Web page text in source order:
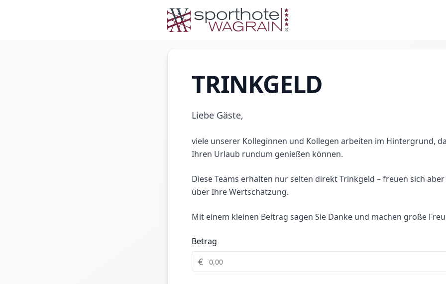
TRINKGELD
Liebe Gäste,
viele unserer Kolleginnen und Kollegen arbeiten im Hintergrund,
Ihren Urlaub rundum genießen können.
Diese Teams erhalten nur selten direkt Trinkgeld – freuen sich
über Ihre Wertschätzung.
Mit einem kleinen Beitrag sagen Sie Danke und machen große
Betrag
€